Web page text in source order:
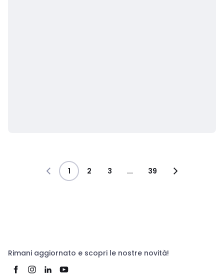
1 2 3 ... 39
Rimani aggiornato e scopri le nostre novità!